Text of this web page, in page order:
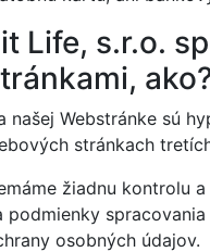
Life, s.r.o.
našej Webstránke sú
stránkach
žiadnu kontrolu
podmienky
osobných údajov.